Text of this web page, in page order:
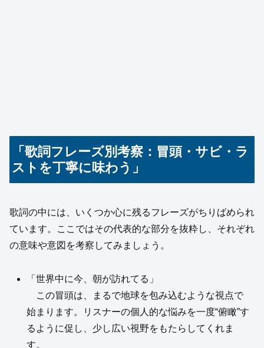
「歌詞フレーズ別考察：冒頭・サビ・ラ
ストを丁寧に味わう」
歌詞の中には、いくつか心に残るフレーズがちりばめられ
ています。ここではその代表的な部分を抜粋し、それぞれ
の意味や意図を考察してみましょう。
「世界中に今、朝が訪れてる」
この冒頭は、まるで地球を包み込むような視点で
始まります。リスナーの個人的な悩みを一度“俯瞰”す
るように促し、少し広い視野をもたらしてくれま
す。